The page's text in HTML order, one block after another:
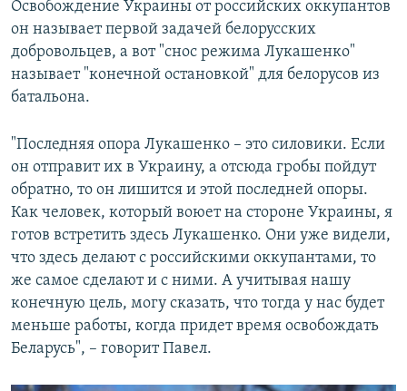
Освобождение Украины от российских оккупантов
он называет первой задачей белорусских
добровольцев, а вот "снос режима Лукашенко"
называет "конечной остановкой" для белорусов из
батальона.
"Последняя опора Лукашенко – это силовики. Если
он отправит их в Украину, а отсюда гробы пойдут
обратно, то он лишится и этой последней опоры.
Как человек, который воюет на стороне Украины, я
готов встретить здесь Лукашенко. Они уже видели,
что здесь делают с российскими оккупантами, то
же самое сделают и с ними. А учитывая нашу
конечную цель, могу сказать, что тогда у нас будет
меньше работы, когда придет время освобождать
Беларусь", – говорит Павел.